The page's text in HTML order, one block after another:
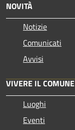
NOVITÀ
Notizie
Comunicati
Avvisi
VIVERE IL COMUNE
Luoghi
Eventi